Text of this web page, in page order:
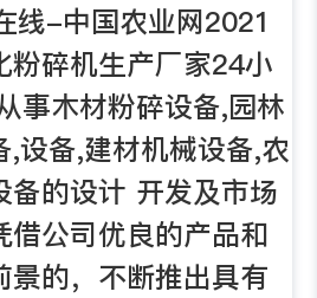
线-中国农业网2021
粉碎机生产厂家24小
事木材粉碎设备,园林
,设备,建材机械设备,农
备的设计 开发及市场
借公司优良的产品和
景的，不断推出具有